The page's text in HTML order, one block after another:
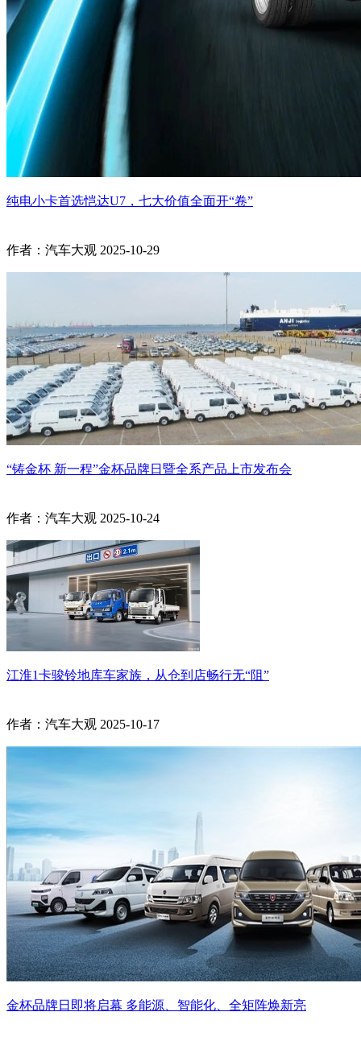
纯电小卡首选恺达U7，七大价值全面开“卷”
作者：汽车大观 2025-10-29
“铸金杯 新一程”金杯品牌日暨全系产品上市发布会
作者：汽车大观 2025-10-24
江淮1卡骏铃地库车家族，从仓到店畅行无“阻”
作者：汽车大观 2025-10-17
金杯品牌日即将启幕 多能源、智能化、全矩阵焕新亮